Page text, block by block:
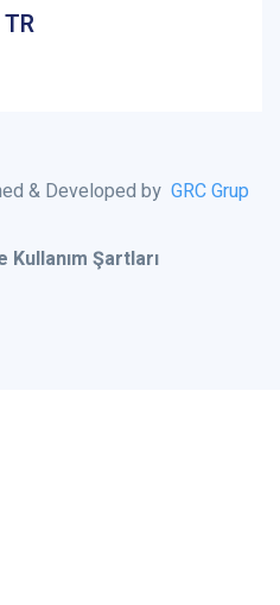
& Developed by GRC Grup
Şartları